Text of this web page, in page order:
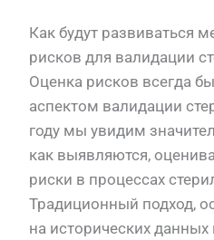
Как будут развиваться
рисков для валидации
Оценка рисков всегда
аспектом валидации
году мы увидим
как выявляются,
риски в процессах
Традиционный подход,
на исторических данных